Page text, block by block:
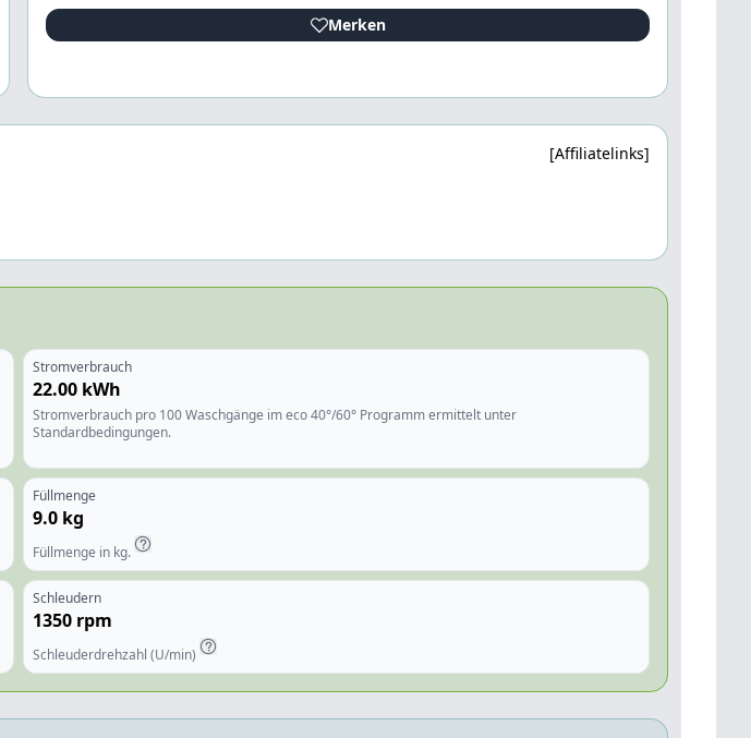
Merken
[Affiliatelinks]
Stromverbrauch
22.00 kWh
Stromverbrauch pro 100 Waschgänge im eco 40°/60° Programm ermittelt unter
Standardbedingungen.
Füllmenge
9.0 kg
Füllmenge in kg.
Schleudern
1350 rpm
Schleuderdrehzahl (U/min)